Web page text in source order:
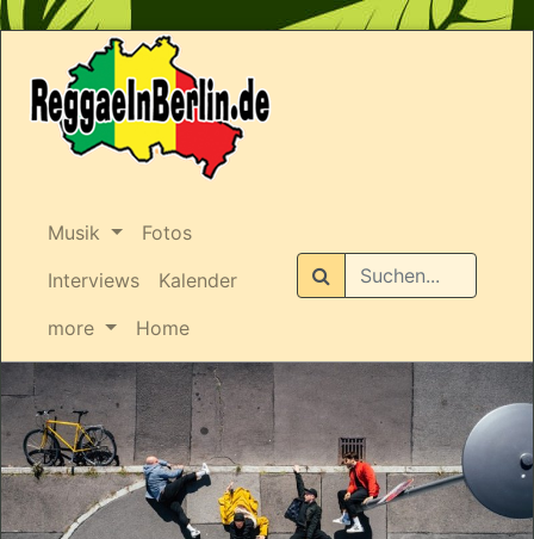
Musik
Fotos
Interviews
Kalender
more
Home
Suchen